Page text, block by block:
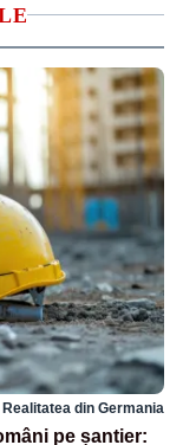
Realitatea din Germania
pe șantier: